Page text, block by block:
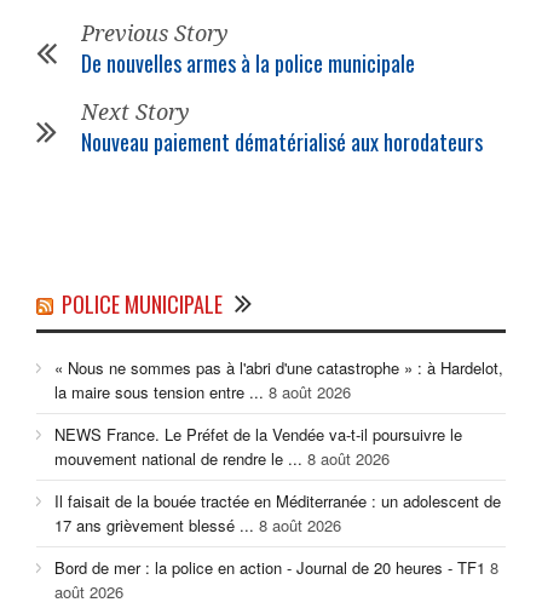
Previous Story
De nouvelles armes à la police municipale
Next Story
Nouveau paiement dématérialisé aux horodateurs
POLICE MUNICIPALE
« Nous ne sommes pas à l'abri d'une catastrophe » : à Hardelot,
la maire sous tension entre ... 8 août 2026
NEWS France. Le Préfet de la Vendée va-t-il poursuivre le
mouvement national de rendre le ... 8 août 2026
Il faisait de la bouée tractée en Méditerranée : un adolescent de
17 ans grièvement blessé ... 8 août 2026
Bord de mer : la police en action - Journal de 20 heures - TF1 8
août 2026